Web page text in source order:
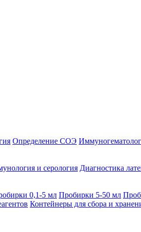
Определение СОЭ
и серология Диагностика
0,1-5 мл Пробирки 5-50 мл
Контейнеры для сбора и